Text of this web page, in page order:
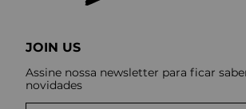
JOIN US
Assine nossa newsletter para ficar
novidades